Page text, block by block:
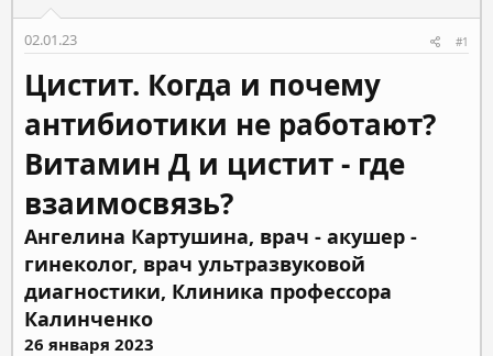
м
а
а
02.01.23 #1
Цистит. Когда и почему
антибиотики не работают?
Витамин Д и цистит - где
взаимосвязь?
Ангелина Картушина, врач - акушер -
гинеколог, врач ультразвуковой
диагностики, Клиника профессора
Калинченко
26 января 2023